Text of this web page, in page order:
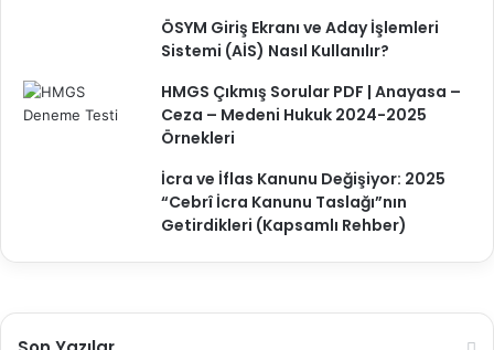
ÖSYM Giriş Ekranı ve Aday İşlemleri
Sistemi (AİS) Nasıl Kullanılır?
HMGS Çıkmış Sorular PDF | Anayasa –
Ceza – Medeni Hukuk 2024-2025
Örnekleri
İcra ve İflas Kanunu Değişiyor: 2025
“Cebrî İcra Kanunu Taslağı”nın
Getirdikleri (Kapsamlı Rehber)